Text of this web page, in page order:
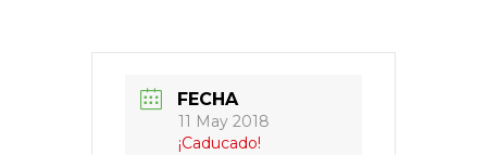
FECHA
11 May 2018
¡Caducado!